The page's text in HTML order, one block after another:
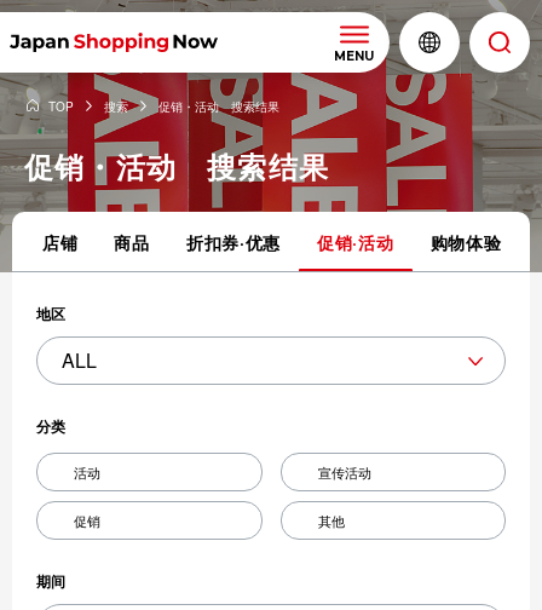
MENU
TOP 搜索 促销・活动 搜索结果
促销・活动 搜索结果
店铺 商品 折扣券·优惠 促销·活动 购物体验
地区
分类
活动 宣传活动
促销 其他
期间